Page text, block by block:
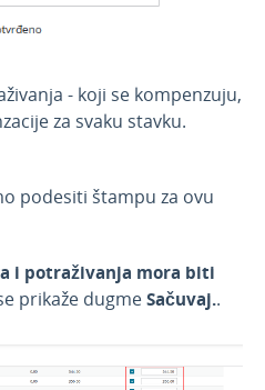
- koji se kompenzuju,
za svaku stavku.
podesiti štampu za ovu
i potraživanja mora biti
prikaže dugmeSačuvaj..